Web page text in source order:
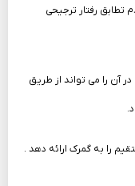
رفتار ترجیحی
آن را می تواند از طریق
را به گمرک ارائه دهد .